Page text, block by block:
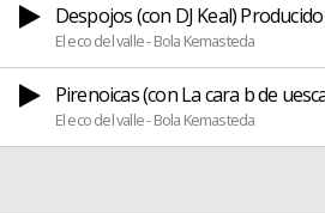
Despojos (con DJ Keal)
El eco del valle - Bola Kemasteda
Pirenoicas (con La cara b de
El eco del valle - Bola Kemasteda